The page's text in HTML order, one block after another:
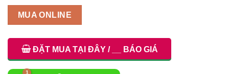
MUA ONLINE
ĐẶT MUA TẠI ĐÂY / __ BÁO GIÁ